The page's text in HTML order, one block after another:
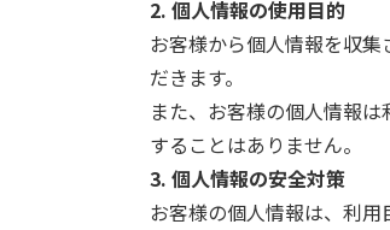
2. 個人情報の使用目的
お客様から個人情報を収
だきます。
また、お客様の個人情報
することはありません。
3. 個人情報の安全対策
お客様の個人情報は、利